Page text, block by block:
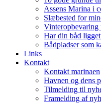
Assens Marina i
Slæbested for
Vinteropbevaring
Har din båd
Bådpladser som
Links
Kontakt
Kontakt marinaen
Havnen og dens
Tilmelding til
Framelding af